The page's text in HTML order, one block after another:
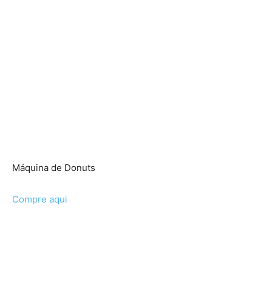
Máquina de Donuts
Compre aqui